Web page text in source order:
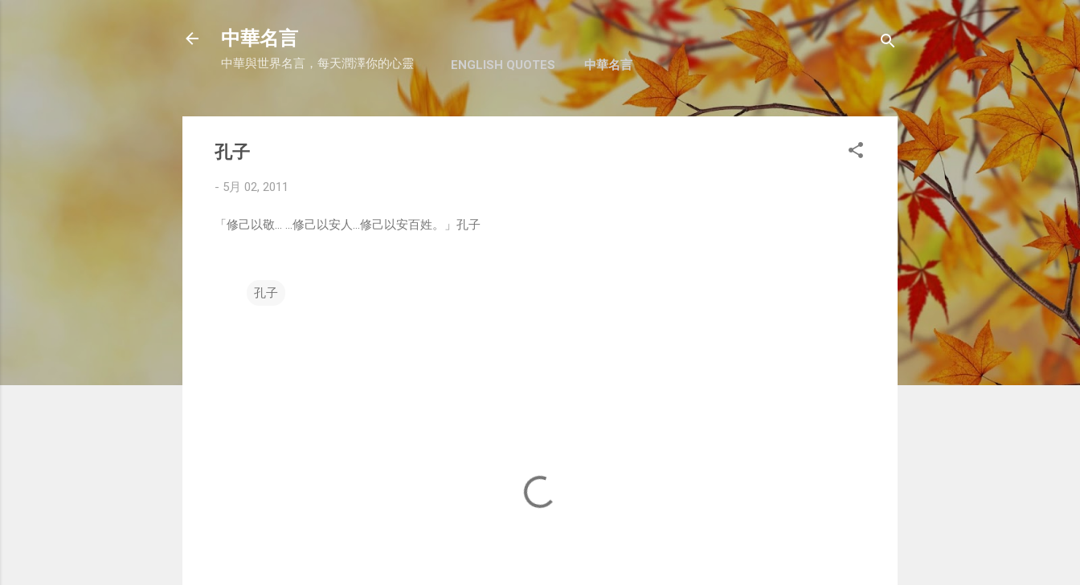
跳至主要內容
中華名言
中華與世界名言，每天潤澤你的心靈 ENGLISH QUOTES 中華名言
孔子
- 5月 02, 2011
「修己以敬... ...修己以安人...修己以安百姓。」孔子
孔子